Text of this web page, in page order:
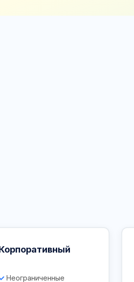
Неограниченные